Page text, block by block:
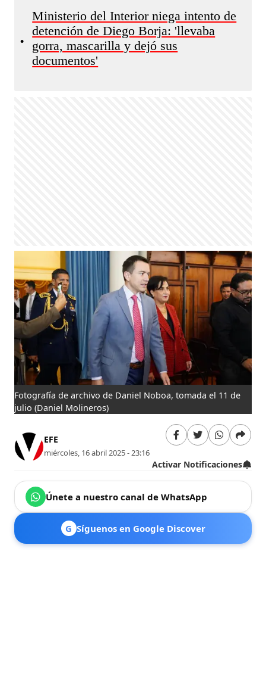
•
Ministerio del Interior niega intento de
detención de Diego Borja: 'llevaba
gorra, mascarilla y dejó sus
documentos'
Fotografía de archivo de Daniel Noboa, tomada el 11 de
julio (Daniel Molineros)
EFE
miércoles, 16 abril 2025 - 23:16
Activar Notificaciones
Únete a nuestro canal de WhatsApp
G Síguenos en Google Discover